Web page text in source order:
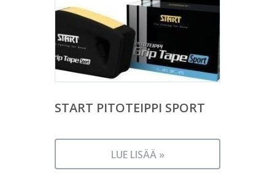
START PITOTEIPPI SPORT
LUE LISÄÄ »